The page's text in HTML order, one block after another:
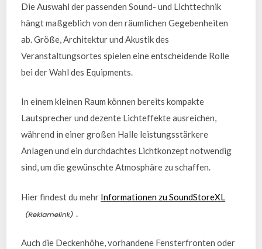
Die Auswahl der passenden Sound- und Lichttechnik
hängt maßgeblich von den räumlichen Gegebenheiten
ab. Größe, Architektur und Akustik des
Veranstaltungsortes spielen eine entscheidende Rolle
bei der Wahl des Equipments.
In einem kleinen Raum können bereits kompakte
Lautsprecher und dezente Lichteffekte ausreichen,
während in einer großen Halle leistungsstärkere
Anlagen und ein durchdachtes Lichtkonzept notwendig
sind, um die gewünschte Atmosphäre zu schaffen.
Hier findest du mehr Informationen zu SoundStoreXL
Auch die Deckenhöhe, vorhandene Fensterfronten oder